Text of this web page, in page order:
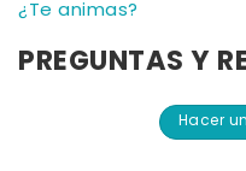
¿Te animas?
PREGUNTAS Y
Hacer